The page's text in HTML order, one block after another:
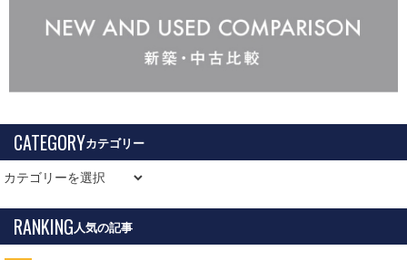
CATEGORY
RANKING